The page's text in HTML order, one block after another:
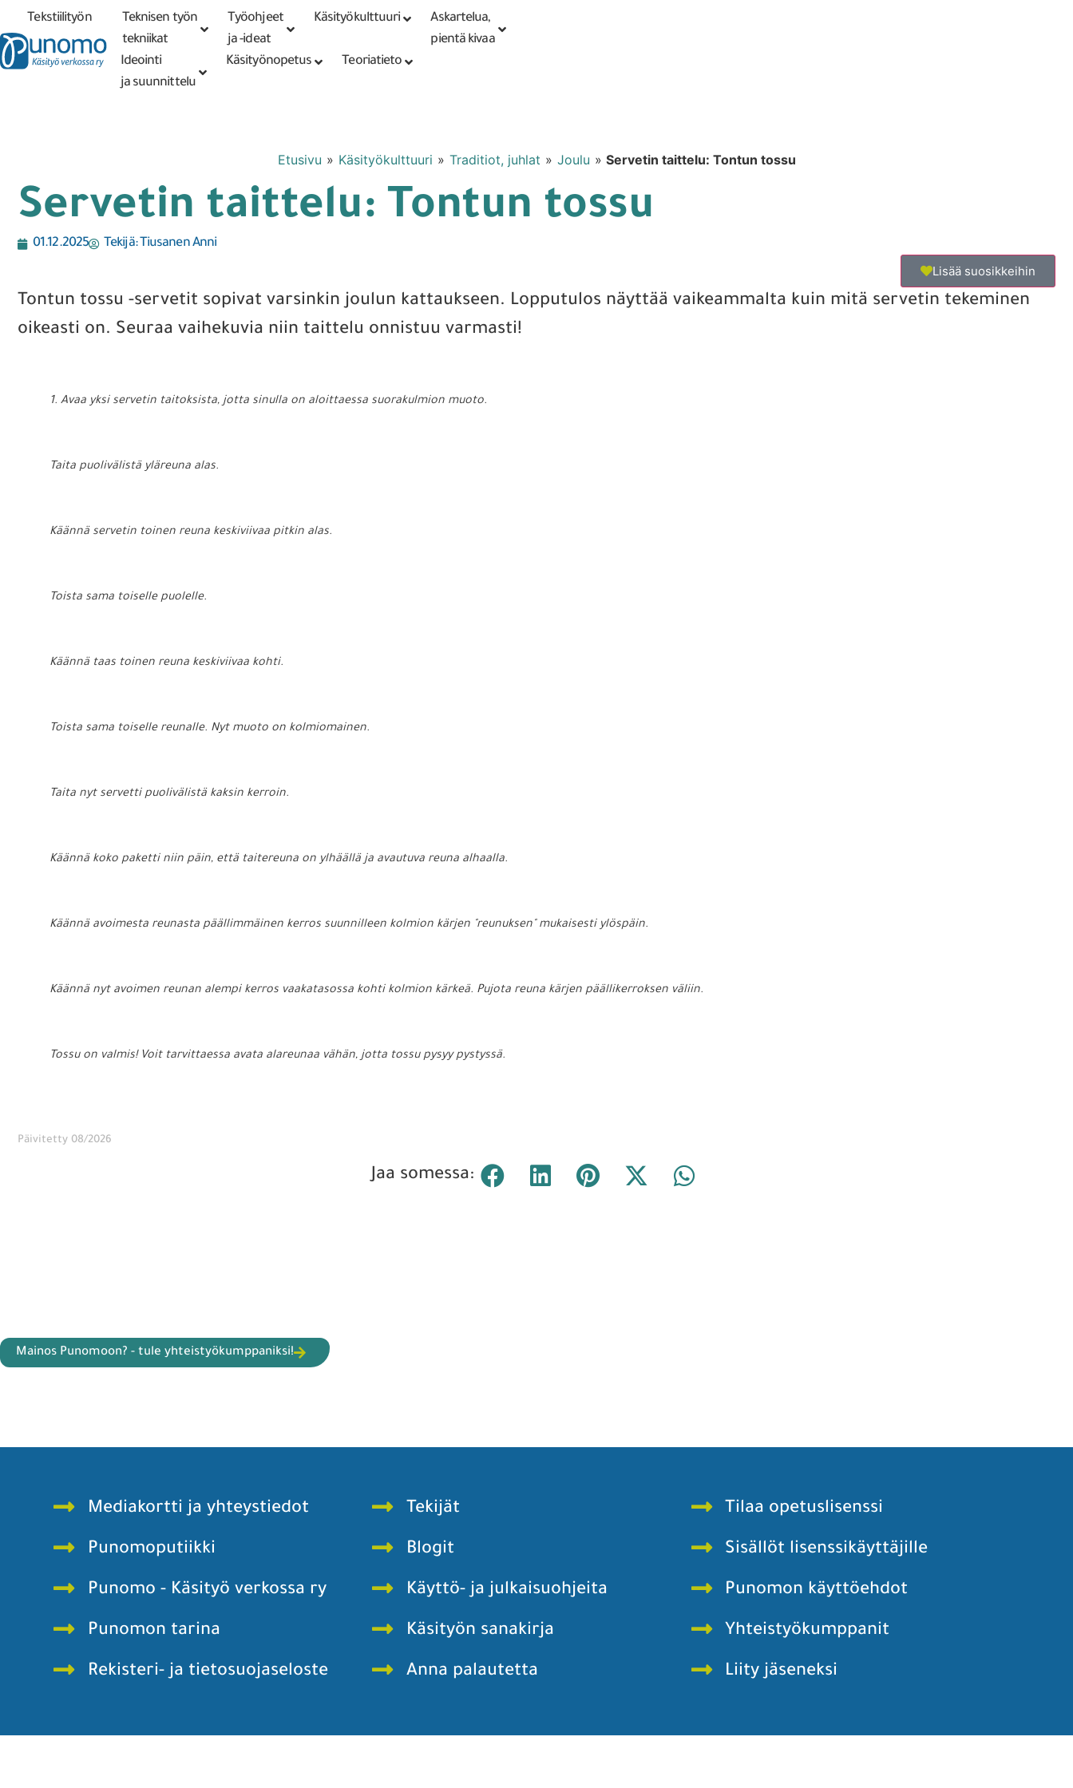
Tarkennettu PunomoputiikkiKirjaudu tai
rekisteröidy
Tekstiilityön
tekniikat
Teknisen työn
tekniikat
Työohjeet
ja -ideat
Käsityökulttuuri
Askartelua,
pientä kivaa
Ideointi
ja suunnittelu
Käsityönopetus Teoriatieto
Etusivu » Käsityökulttuuri » Traditiot, juhlat » Joulu » Servetin taittelu: Tontun tossu
Servetin taittelu: Tontun tossu
01.12.2025 Tekijä:Tiusanen Anni
Lisää suosikkeihin
Tontun tossu -servetit sopivat varsinkin joulun kattaukseen. Lopputulos näyttää vaikeammalta kuin mitä servetin tekeminen
oikeasti on. Seuraa vaihekuvia niin taittelu onnistuu varmasti!
1. Avaa yksi servetin taitoksista, jotta sinulla on aloittaessa suorakulmion muoto.
Taita puolivälistä yläreuna alas.
Käännä servetin toinen reuna keskiviivaa pitkin alas.
Toista sama toiselle puolelle.
Käännä taas toinen reuna keskiviivaa kohti.
Toista sama toiselle reunalle. Nyt muoto on kolmiomainen.
Taita nyt servetti puolivälistä kaksin kerroin.
Käännä koko paketti niin päin, että taitereuna on ylhäällä ja avautuva reuna alhaalla.
Käännä avoimesta reunasta päällimmäinen kerros suunnilleen kolmion kärjen "reunuksen" mukaisesti ylöspäin.
Käännä nyt avoimen reunan alempi kerros vaakatasossa kohti kolmion kärkeä. Pujota reuna kärjen päällikerroksen väliin.
Tossu on valmis! Voit tarvittaessa avata alareunaa vähän, jotta tossu pysyy pystyssä.
Päivitetty 08/2026
Jaa somessa:
Mainos Punomoon? - tule yhteistyökumppaniksi!
Mediakortti ja yhteystiedot
Punomoputiikki
Punomo - Käsityö verkossa ry
Punomon tarina
Rekisteri- ja tietosuojaseloste
Tekijät
Blogit
Käyttö- ja julkaisuohjeita
Käsityön sanakirja
Anna palautetta
Tilaa opetuslisenssi
Sisällöt lisenssikäyttäjille
Punomon käyttöehdot
Yhteistyökumppanit
Liity jäseneksi